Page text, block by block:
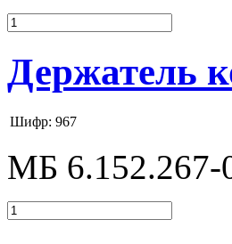
Держатель
Шифр: 967
МБ 6.152.267-